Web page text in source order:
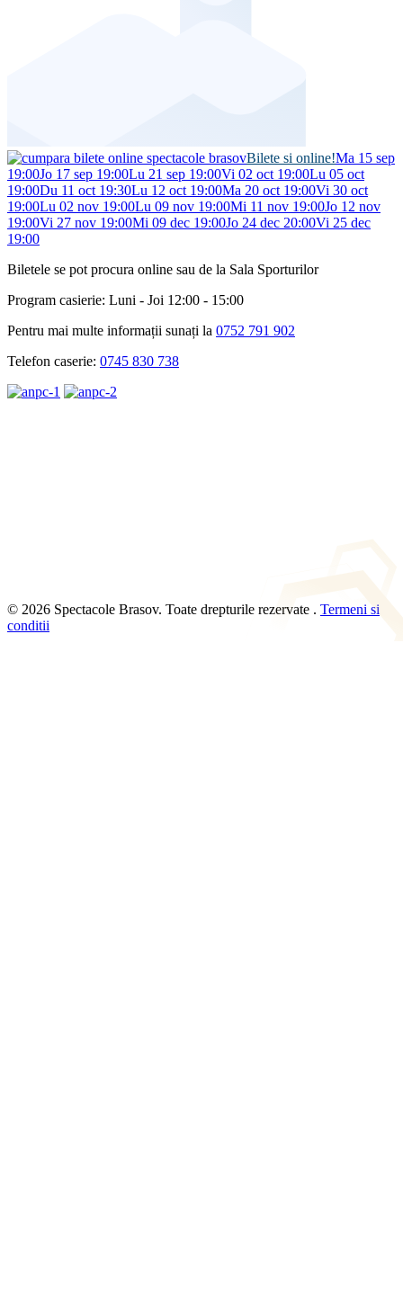
Bilete si online!Ma 15 sep
19:00Jo 17 sep 19:00Lu 21 sep 19:00Vi 02 oct 19:00Lu 05 oct
19:00Du 11 oct 19:30Lu 12 oct 19:00Ma 20 oct 19:00Vi 30 oct
19:00Lu 02 nov 19:00Lu 09 nov 19:00Mi 11 nov 19:00Jo 12 nov
19:00Vi 27 nov 19:00Mi 09 dec 19:00Jo 24 dec 20:00Vi 25 dec
19:00
Biletele se pot procura online sau de la Sala Sporturilor
Program casierie: Luni - Joi 12:00 - 15:00
Pentru mai multe informații sunați la 0752 791 902
Telefon caserie: 0745 830 738
© 2026 Spectacole Brasov. Toate drepturile rezervate . Termeni si
conditii